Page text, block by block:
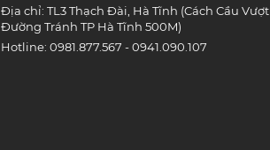
Địa chỉ: TL3 Thạch Đài, Hà Tĩnh (Cách Cầu Vượt
Đường Tránh TP Hà Tĩnh 500M)
Hotline: 0981.877.567 - 0941.090.107